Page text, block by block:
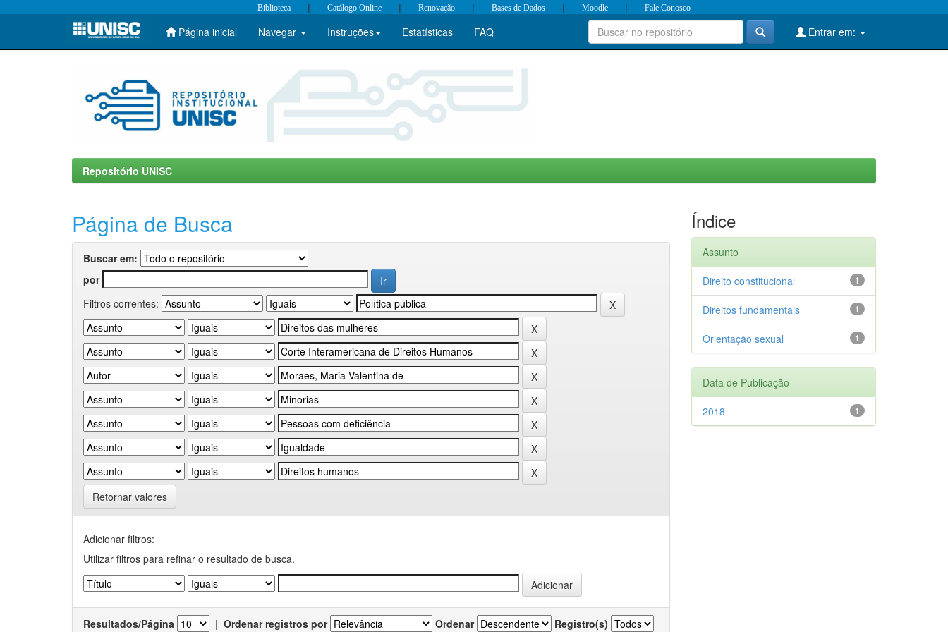
Skip
Biblioteca | Catálogo Online | Renovação | Bases de Dados | Moodle | Fale Conosco
Página inicial Navegar Instruções Estatísticas FAQ Entrar em:
Repositório UNISC
Página de Busca
Buscar em:
por
Filtros correntes:
Retornar valores
Adicionar filtros:
Utilizar filtros para refinar o resultado de busca.
Resultados/Página | Ordenar registros por Ordenar Registro(s)
Índice
Assunto
1
Direito constitucional
1
Direitos fundamentais
1
Orientação sexual
Data de Publicação
1
2018